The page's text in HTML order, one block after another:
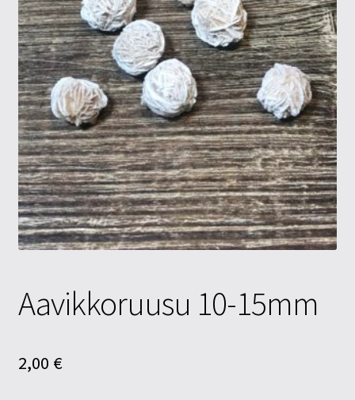
Tietosuojaseloste
Tuotteet
Yritysinfo
Aavikkoruusu 10-15mm
2,00 €